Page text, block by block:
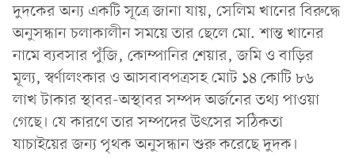
দুদকের অন্য একটি সূত্রে জানা যায়, সেলিম খানের বিরুদ্ধে
অনুসন্ধান চলাকালীন সময়ে তার ছেলে মো. শান্ত খানের
নামে ব্যবসার পুঁজি, কোম্পানির শেয়ার, জমি ও বাড়ির
মূল্য, স্বর্ণালংকার ও আসবাবপত্রসহ মোট ১৪ কোটি ৮৬
লাখ টাকার স্থাবর-অস্থাবর সম্পদ অর্জনের তথ্য পাওয়া
গেছে। যে কারণে তার সম্পদের উৎসের সঠিকতা
যাচাইয়ের জন্য পৃথক অনুসন্ধান শুরু করেছে দুদক।